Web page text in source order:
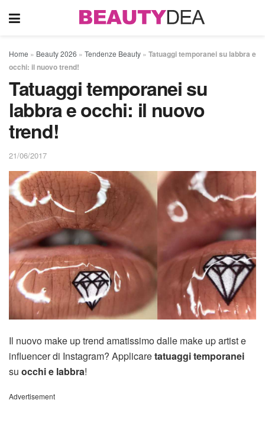
Home » Beauty 2026 » Tendenze Beauty » Tatuaggi temporanei su labbra e
occhi: il nuovo trend!
Tatuaggi temporanei su
labbra e occhi: il nuovo
trend!
21/06/2017
Il nuovo make up trend amatissimo dalle make up artist e
influencer di Instagram? Applicaretatuaggi temporanei
su occhi e labbra!
Advertisement